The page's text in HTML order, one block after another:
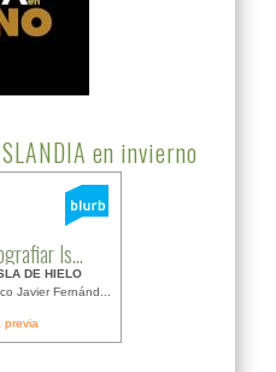
en invierno
Is...
DE HIELO
Javier Fernánd...
previa